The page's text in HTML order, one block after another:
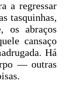
a regressar
tasquinhas,
os abraços
cansaço
Há
— outras